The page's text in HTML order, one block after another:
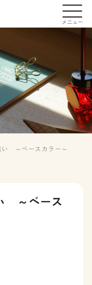
メニュー
い ～ベースカラー～
～ベース